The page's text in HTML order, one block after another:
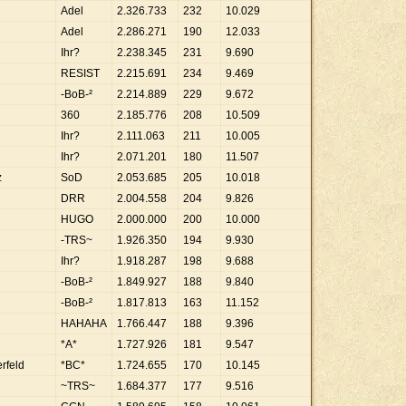
Adel 2.326.733 232 10.029
Adel
2.286.271 190 12.033
Ihr?
2.238.345 231 9.690
RESIST
2.215.691 234 9.469
-BoB-²
2.214.889 229 9.672
360
2.185.776 208 10.509
Ihr?
2.111.063 211 10.005
Ihr?
2.071.201 180 11.507
SoD 2.053.685 205 10.018
DRR
2.004.558 204 9.826
HUGO
2.000.000 200 10.000
-TRS~
1.926.350 194 9.930
Ihr?
1.918.287 198 9.688
-BoB-²
1.849.927 188 9.840
-BoB-²
1.817.813 163 11.152
HAHAHA
1.766.447 188 9.396
*A*
1.727.926 181 9.547
*BC* 1.724.655 170 10.145
~TRS~
1.684.377 177 9.516